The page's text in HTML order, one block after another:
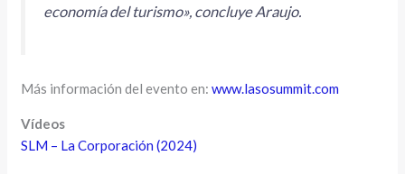
economía del turismo», concluye Araujo.
Más información del evento en:www.lasosummit.com
Vídeos
SLM – La Corporación (2024)